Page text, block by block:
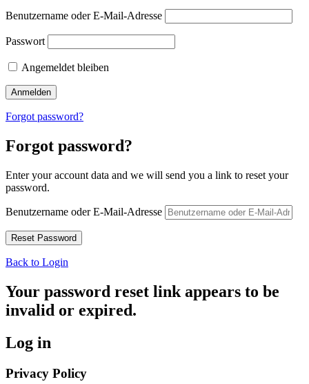
Benutzername oder E-Mail-Adresse
Passwort
Angemeldet bleiben
Forgot password?
Forgot password?
Enter your account data and we will send you a link to reset your
password.
Benutzername oder E-Mail-Adresse
Back to Login
Your password reset link appears to be
invalid or expired.
Log in
Privacy Policy